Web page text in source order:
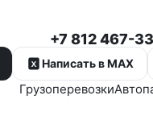
+7 812 467-
Написать в MAX
Грузоперевозки